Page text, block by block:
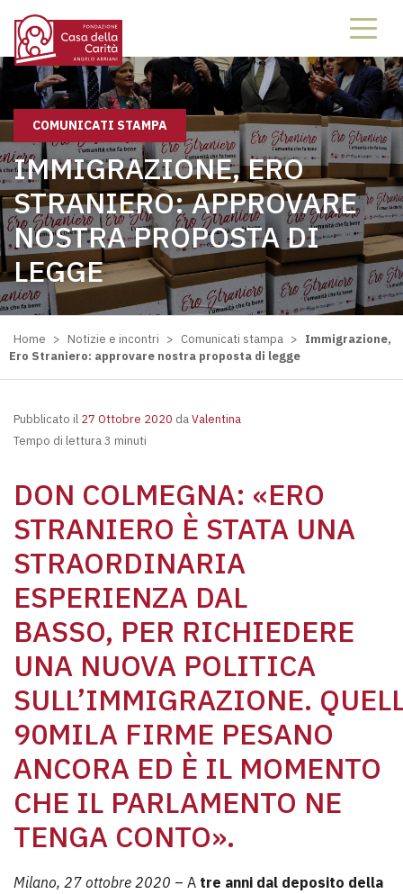
COMUNICATI STAMPA
IMMIGRAZIONE, ERO
STRANIERO: APPROVARE
NOSTRA PROPOSTA DI
LEGGE
Home > Notizie e incontri > Comunicati stampa > Immigrazione,
Ero Straniero: approvare nostra proposta di legge
Pubblicato il 27 Ottobre 2020 daValentina
Tempo di lettura 3 minuti
DON COLMEGNA: «ERO
STRANIERO È STATA UNA
STRAORDINARIA
ESPERIENZA DAL
BASSO, PER RICHIEDERE
UNA NUOVA POLITICA
SULL’IMMIGRAZIONE.
90MILA FIRME PESANO
ANCORA ED È IL MOMENTO
CHE IL PARLAMENTO NE
TENGA CONTO».
Milano, 27 ottobre 2020 – A tre anni dal deposito della